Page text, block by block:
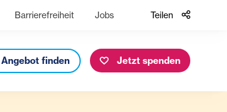
Barrierefreiheit Jobs Teilen
Angebot finden Jetzt spenden